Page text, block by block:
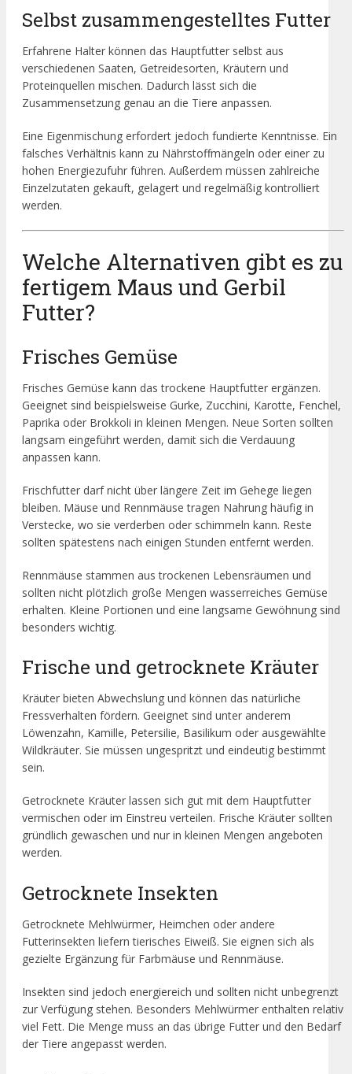
Selbst zusammengestelltes Futter
Erfahrene Halter können das Hauptfutter selbst aus
verschiedenen Saaten, Getreidesorten, Kräutern und
Proteinquellen mischen. Dadurch lässt sich die
Zusammensetzung genau an die Tiere anpassen.
Eine Eigenmischung erfordert jedoch fundierte Kenntnisse. Ein
falsches Verhältnis kann zu Nährstoffmängeln oder einer zu
hohen Energiezufuhr führen. Außerdem müssen zahlreiche
Einzelzutaten gekauft, gelagert und regelmäßig kontrolliert
werden.
Welche Alternativen gibt es zu
fertigem Maus und Gerbil
Futter?
Frisches Gemüse
Frisches Gemüse kann das trockene Hauptfutter ergänzen.
Geeignet sind beispielsweise Gurke, Zucchini, Karotte, Fenchel,
Paprika oder Brokkoli in kleinen Mengen. Neue Sorten sollten
langsam eingeführt werden, damit sich die Verdauung
anpassen kann.
Frischfutter darf nicht über längere Zeit im Gehege liegen
bleiben. Mäuse und Rennmäuse tragen Nahrung häufig in
Verstecke, wo sie verderben oder schimmeln kann. Reste
sollten spätestens nach einigen Stunden entfernt werden.
Rennmäuse stammen aus trockenen Lebensräumen und
sollten nicht plötzlich große Mengen wasserreiches Gemüse
erhalten. Kleine Portionen und eine langsame Gewöhnung sind
besonders wichtig.
Frische und getrocknete Kräuter
Kräuter bieten Abwechslung und können das natürliche
Fressverhalten fördern. Geeignet sind unter anderem
Löwenzahn, Kamille, Petersilie, Basilikum oder ausgewählte
Wildkräuter. Sie müssen ungespritzt und eindeutig bestimmt
sein.
Getrocknete Kräuter lassen sich gut mit dem Hauptfutter
vermischen oder im Einstreu verteilen. Frische Kräuter sollten
gründlich gewaschen und nur in kleinen Mengen angeboten
werden.
Getrocknete Insekten
Getrocknete Mehlwürmer, Heimchen oder andere
Futterinsekten liefern tierisches Eiweiß. Sie eignen sich als
gezielte Ergänzung für Farbmäuse und Rennmäuse.
Insekten sind jedoch energiereich und sollten nicht unbegrenzt
zur Verfügung stehen. Besonders Mehlwürmer enthalten relativ
viel Fett. Die Menge muss an das übrige Futter und den Bedarf
der Tiere angepasst werden.